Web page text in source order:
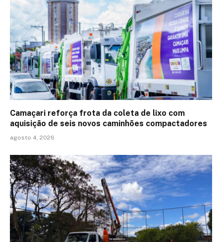
Camaçari reforça frota da coleta de lixo com
aquisição de seis novos caminhões compactadores
agosto 4, 2026